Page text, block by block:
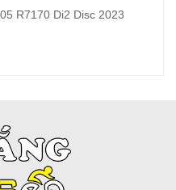
R7170 Di2 Disc 2023